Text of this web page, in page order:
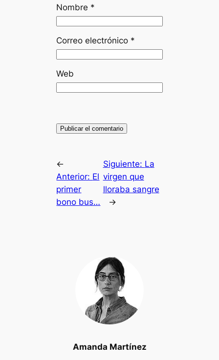
Amanda Martínez
Nombre *
Correo electrónico *
Web
←
Anterior: El
primer
bono bus…
Siguiente: La
virgen que
lloraba sangre
→